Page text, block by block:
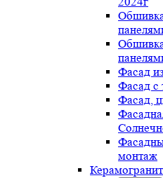
Фасад
Фасад с
Фасад,
монтаж